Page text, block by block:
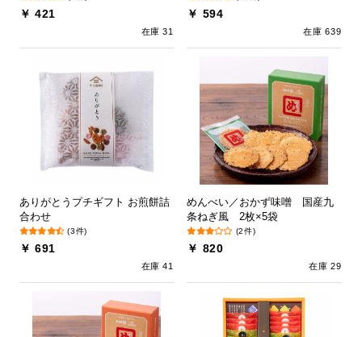
￥ 421
在庫 31
￥ 594
在庫 639
ありがとうプチギフト お煎餅詰
合わせ
(3件)
￥ 691
在庫 41
めんべい／おかず味噌 国産九
条ねぎ風 2枚×5袋
(2件)
￥ 820
在庫 29